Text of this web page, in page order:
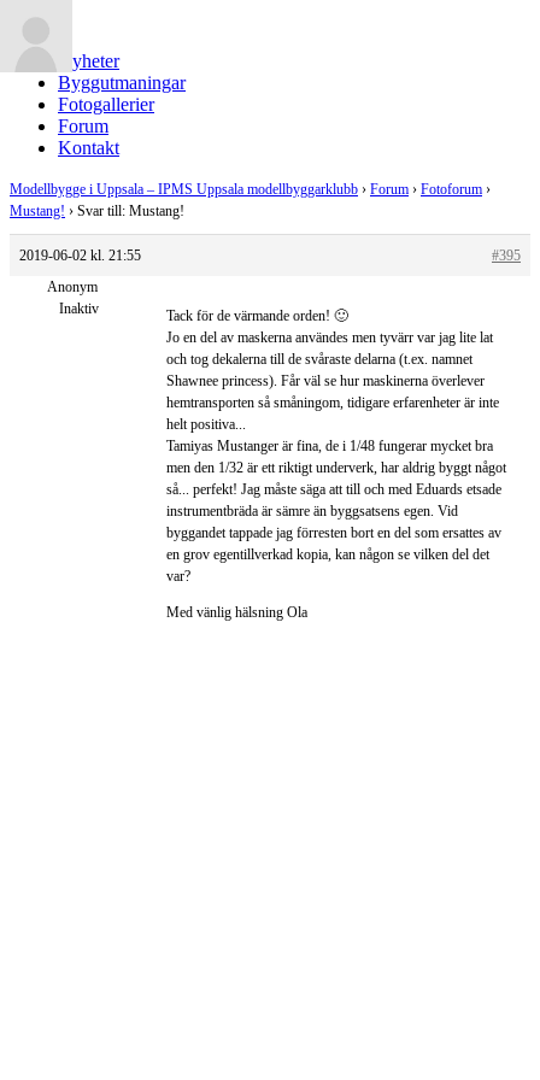
Nyheter
Byggutmaningar
Fotogallerier
Forum
Kontakt
Modellbygge i Uppsala – IPMS Uppsala modellbyggarklubb › Forum › Fotoforum ›
Mustang! › Svar till: Mustang!
2019-06-02 kl. 21:55
#395
Anonym
Inaktiv
Tack för de värmande orden! 🙂
Jo en del av maskerna användes men tyvärr var jag lite lat
och tog dekalerna till de svåraste delarna (t.ex. namnet
Shawnee princess). Får väl se hur maskinerna överlever
hemtransporten så småningom, tidigare erfarenheter är inte
helt positiva...
Tamiyas Mustanger är fina, de i 1/48 fungerar mycket bra
men den 1/32 är ett riktigt underverk, har aldrig byggt något
så... perfekt! Jag måste säga att till och med Eduards etsade
instrumentbräda är sämre än byggsatsens egen. Vid
byggandet tappade jag förresten bort en del som ersattes av
en grov egentillverkad kopia, kan någon se vilken del det
var?
Med vänlig hälsning Ola